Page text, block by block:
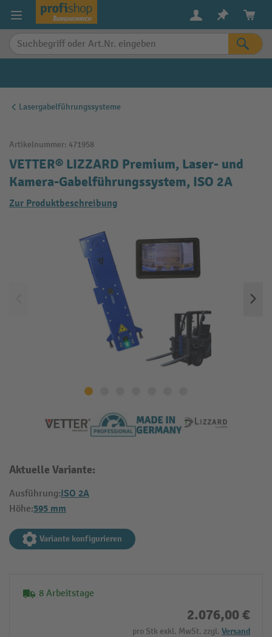
springen
Lasergabelführungssysteme
Artikelnummer: 471958
VETTER® LIZZARD Premium, Laser- und
Kamera-Gabelführungssystem, ISO 2A
Zur Produktbeschreibung
Aktuelle Variante:
Ausführung:ISO 2A
Höhe:595 mm
Variante konfigurieren
8 Arbeitstage
2.076,00 €
pro Stk exkl. MwSt. zzgl. Versand